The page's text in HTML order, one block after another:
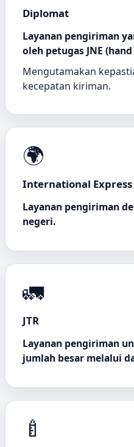
Diplomat
Layanan pengiriman
oleh petugas JNE
Mengutamakan
kecepatan kiriman.
🌍
International Express
Layanan pengiriman
negeri.
🚛
JTR
Layanan pengiriman
jumlah besar melalui
🍼